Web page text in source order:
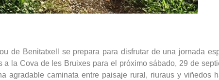
de Benitatxell se prepara para disfrutar de una jornada
la Cova de les Bruixes para el próximo sábado, 29 de
caminata entre paisaje rural, riuraus y viñedos